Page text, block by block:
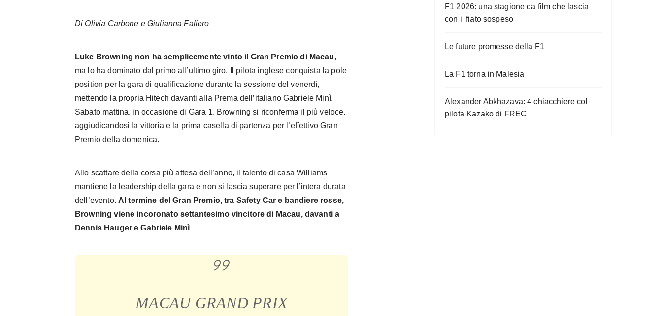
Di Olivia Carbone e Giulianna Faliero
Luke Browning non ha semplicemente vinto il Gran Premio di Macau,
ma lo ha dominato dal primo all’ultimo giro. Il pilota inglese conquista la pole
position per la gara di qualificazione durante la sessione del venerdì,
mettendo la propria Hitech davanti alla Prema dell’italiano Gabriele Minì.
Sabato mattina, in occasione di Gara 1, Browning si riconferma il più veloce,
aggiudicandosi la vittoria e la prima casella di partenza per l’effettivo Gran
Premio della domenica.
Allo scattare della corsa più attesa dell’anno, il talento di casa Williams
mantiene la leadership della gara e non si lascia superare per l’intera durata
dell’evento. Al termine del Gran Premio, tra Safety Car e bandiere rosse,
Browning viene incoronato settantesimo vincitore di Macau, davanti a
Dennis Hauger e Gabriele Minì.
MACAU GRAND PRIX
F1 2026: una stagione da film che lascia
con il fiato sospeso
Le future promesse della F1
La F1 torna in Malesia
Alexander Abkhazava: 4 chiacchiere col
pilota Kazako di FREC